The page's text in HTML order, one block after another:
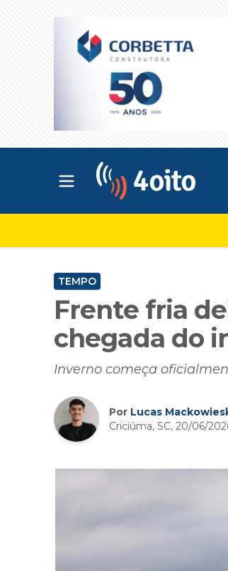
Abrir menu principal
TEMPO
Frente fria
chegada do
Inverno começa
Por Lucas
Criciúma, SC, 20/06/